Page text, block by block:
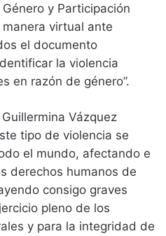
y Participación
virtual ante
el documento
la violencia
en razón de género”.
Vázquez
tipo de violencia se
el mundo, afectando e
derechos humanos de
consigo graves
pleno de los
y para la integridad de